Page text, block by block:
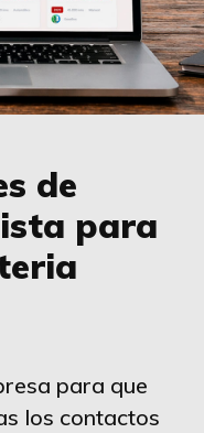
de
para
para que
los contactos